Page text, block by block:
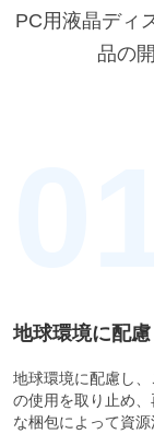
PC用液晶ディ
品の
地球環境に配
地球環境に配慮し
の使用を取り止め
な梱包によって資源